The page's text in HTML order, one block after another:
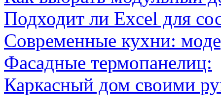
Подходит ли Excel для
Современные кухни:
Фасадные термопанелиц:
Каркасный дом своими